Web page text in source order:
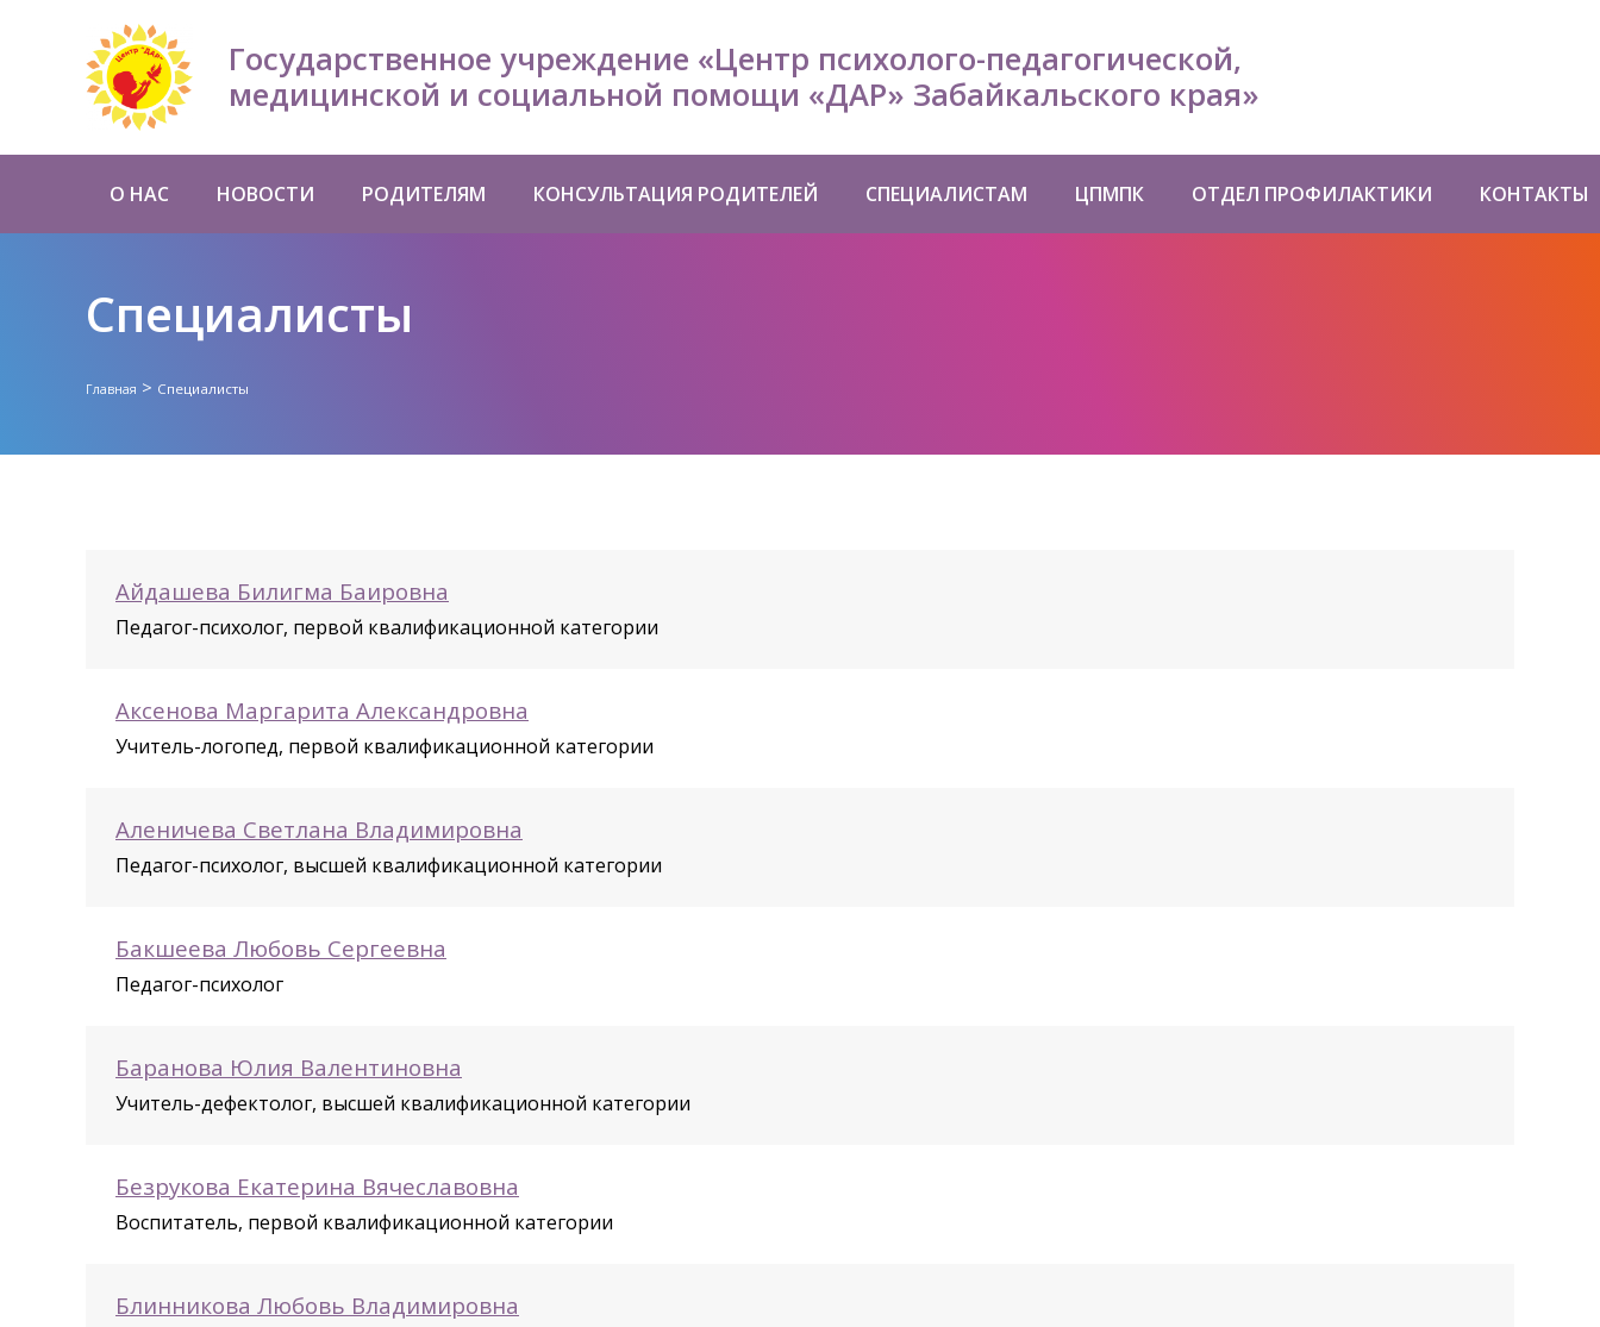
Государственное учреждение «Центр психолого-педагогической,
медицинской и социальной помощи «ДАР» Забайкальского края»
О НАС НОВОСТИ РОДИТЕЛЯМ КОНСУЛЬТАЦИЯ РОДИТЕЛЕЙ СПЕЦИАЛИСТАМ ЦПМПК ОТДЕЛ ПРОФИЛАКТИКИ КОНТАКТЫ
Специалисты
Главная > Специалисты
Айдашева Билигма Баировна
Педагог-психолог, первой квалификационной категории
Аксенова Маргарита Александровна
Учитель-логопед, первой квалификационной категории
Аленичева Светлана Владимировна
Педагог-психолог, высшей квалификационной категории
Бакшеева Любовь Сергеевна
Педагог-психолог
Баранова Юлия Валентиновна
Учитель-дефектолог, высшей квалификационной категории
Безрукова Екатерина Вячеславовна
Воспитатель, первой квалификационной категории
Блинникова Любовь Владимировна